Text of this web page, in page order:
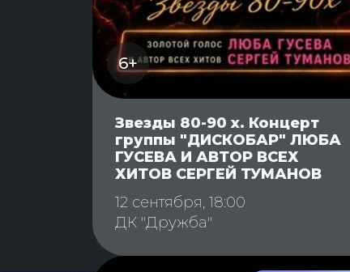
6+
Звезды 80-90 х. Концерт
группы "ДИСКОБАР" ЛЮБА
ГУСЕВА И АВТОР ВСЕХ
ХИТОВ СЕРГЕЙ ТУМАНОВ
12 сентября, 18:00
ДК "Дружба"